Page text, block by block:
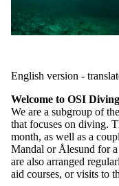
English version -
Welcome to OSI Diving
We are a subgroup of
that focuses on diving.
month, as well as a
Mandal or Ålesund for
are also arranged
aid courses, or visits to